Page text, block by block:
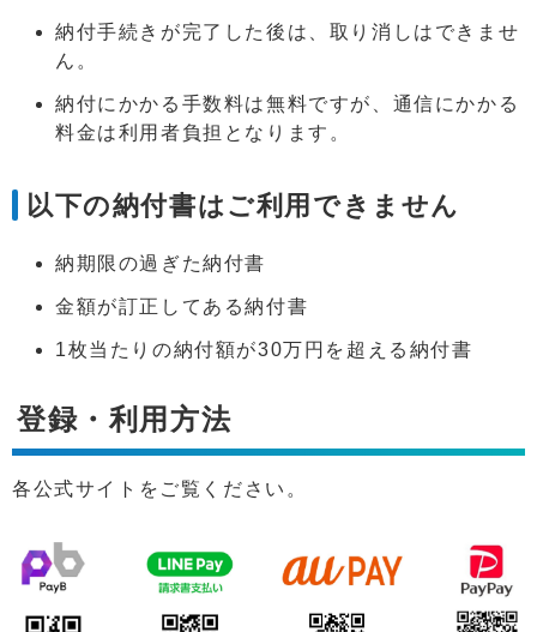
納付手続きが完了した後は、取り消しはできませ
ん。
納付にかかる手数料は無料ですが、通信にかかる
料金は利用者負担となります。
以下の納付書はご利用できません
納期限の過ぎた納付書
金額が訂正してある納付書
1枚当たりの納付額が30万円を超える納付書
登録・利用方法
各公式サイトをご覧ください。